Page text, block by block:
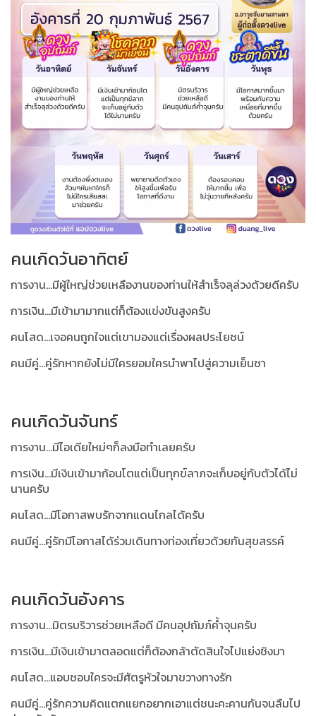
คนเกิดวันอาทิตย์
การงาน...มีผู้ใหญ่ช่วยเหลืองานของท่านให้สำเร็จลุล่วงด้วยดีครับ
การเงิน...มีเข้ามามากแต่ก็ต้องแข่งขันสูงครับ
คนโสด...เจอคนถูกใจแต่เขามองแต่เรื่องผลประโยชน์
คนมีคู่...คู่รักหากยังไม่มีใครยอมใครนำพาไปสู่ความเย็นชา
คนเกิดวันจันทร์
การงาน...มีไอเดียใหม่ๆก็ลงมือทำเลยครับ
การเงิน...มีเงินเข้ามาก้อนโตแต่เป็นทุกข์ลาภจะเก็บอยู่กับตัวได้ไม่
นานครับ
คนโสด...มีโอกาสพบรักจากแดนไกลได้ครับ
คนมีคู่...คู่รักมีโอกาสได้ร่วมเดินทางท่องเที่ยวด้วยกันสุขสรรค์
คนเกิดวันอังคาร
การงาน...มิตรบริวารช่วยเหลือดี มีคนอุปถัมภ์ค้ำจุนครับ
การเงิน...มีเงินเข้ามาตลอดแต่ก็ต้องกล้าตัดสินใจไปแย่งชิงมา
คนโสด...แอบชอบใครจะมีศัตรูหัวใจมาขวางทางรัก
คนมีคู่...คู่รักความคิดแตกแยกอยากเอาแต่ชนะคะคานกันจนลืมไป